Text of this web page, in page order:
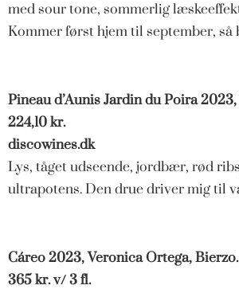
med sour tone, sommerlig
Kommer først hjem til september, så
Pineau d’Aunis Jardin du Poira
224,10 kr.
discowines.dk
Lys, tåget udseende, jordbær, rød
ultrapotens. Den drue driver mig til
Cáreo 2023, Veronica Ortega,
365 kr. v/ 3 fl.